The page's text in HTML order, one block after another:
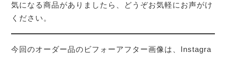
気になる商品がありましたら、どうぞお気軽にお声がけ
ください。
今回のオーダー品のビフォーアフター画像は、Instagra